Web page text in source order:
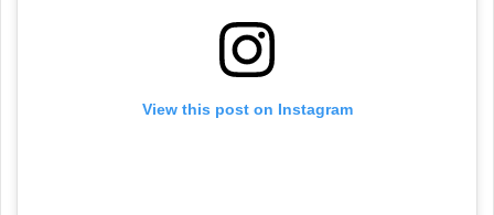
View this post on Instagram